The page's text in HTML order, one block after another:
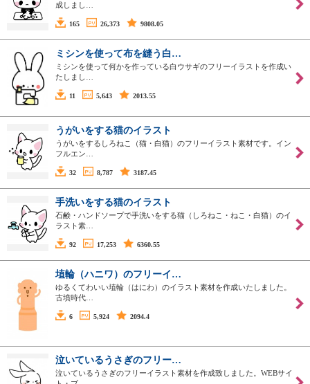
成しまし…
165 26,373 9808.05
ミシンを使って布を縫う白…
ミシンを使って何かを作っている白ウサギのフリーイラストを作成い
たしまし…
11 5,643 2013.55
うがいをする猫のイラスト
うがいをするしろねこ（猫・白猫）のフリーイラスト素材です。イン
フルエン…
32 8,787 3187.45
手洗いをする猫のイラスト
石鹸・ハンドソープで手洗いをする猫（しろねこ・ねこ・白猫）のイ
ラスト素…
92 17,253 6360.55
埴輪（ハニワ）のフリーイ…
ゆるくてわいい埴輪（はにわ）のイラスト素材を作成いたしました。
古墳時代…
6 5,924 2094.4
泣いているうさぎのフリー…
泣いているうさぎのフリーイラスト素材を作成致しました。WEBサイ